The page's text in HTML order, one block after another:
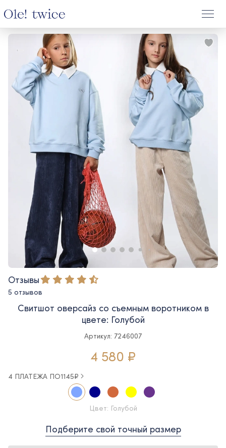
Отзывы
5 отзывов
Свитшот оверсайз со съемным воротником в
цвете: Голубой
Артикул: 7246007
4 580 ₽
4 ПЛАТЕЖА ПО1145₽
Цвет: Голубой
Подберите свой точный размер